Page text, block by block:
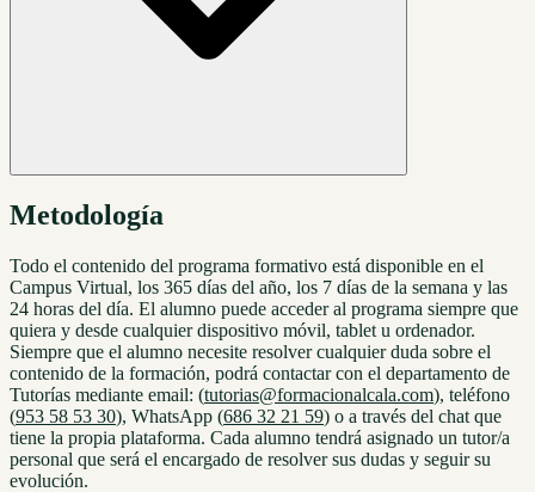
Metodología
Todo el contenido del programa formativo está disponible en el
Campus Virtual, los 365 días del año, los 7 días de la semana y las
24 horas del día. El alumno puede acceder al programa siempre que
quiera y desde cualquier dispositivo móvil, tablet u ordenador.
Siempre que el alumno necesite resolver cualquier duda sobre el
contenido de la formación, podrá contactar con el departamento de
Tutorías mediante email: (tutorias@formacionalcala.com), teléfono
(953 58 53 30), WhatsApp (686 32 21 59) o a través del chat que
tiene la propia plataforma. Cada alumno tendrá asignado un tutor/a
personal que será el encargado de resolver sus dudas y seguir su
evolución.